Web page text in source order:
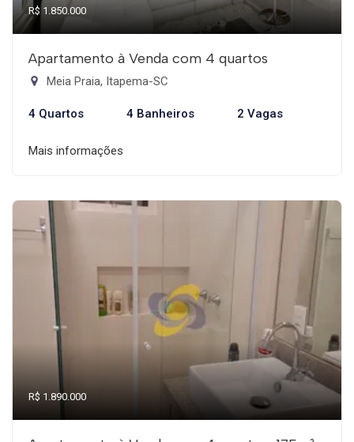
R$ 1.850.000
Apartamento à Venda com 4 quartos
Meia Praia, Itapema-SC
4 Quartos 4 Banheiros 2 Vagas
Mais informações
R$ 1.890.000